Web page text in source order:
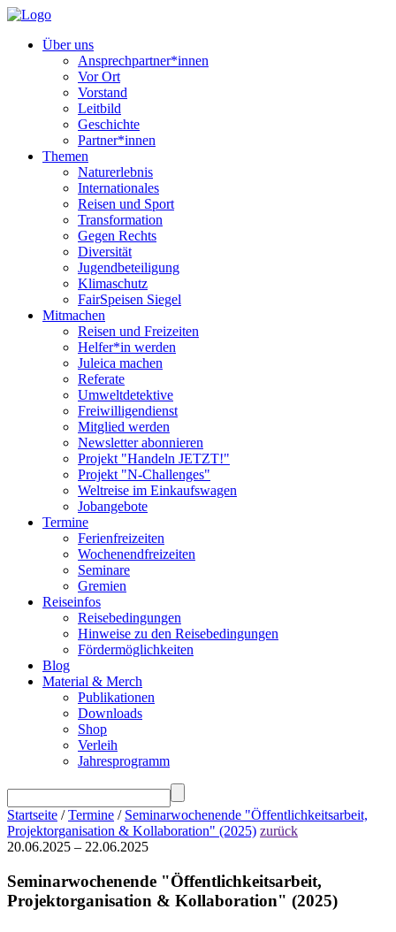
Über uns
Ansprechpartner*innen
Vor Ort
Vorstand
Leitbild
Geschichte
Partner*innen
Themen
Naturerlebnis
Internationales
Reisen und Sport
Transformation
Gegen Rechts
Diversität
Jugendbeteiligung
Klimaschutz
FairSpeisen Siegel
Mitmachen
Reisen und Freizeiten
Helfer*in werden
Juleica machen
Referate
Umweltdetektive
Freiwilligendienst
Mitglied werden
Newsletter abonnieren
Projekt "Handeln JETZT!"
Projekt "N-Challenges"
Weltreise im Einkaufswagen
Jobangebote
Termine
Ferienfreizeiten
Wochenendfreizeiten
Seminare
Gremien
Reiseinfos
Reisebedingungen
Hinweise zu den Reisebedingungen
Fördermöglichkeiten
Blog
Material & Merch
Publikationen
Downloads
Shop
Verleih
Jahresprogramm
Startseite /Termine / Seminarwochenende "Öffentlichkeitsarbeit,
Projektorganisation & Kollaboration" (2025) zurück
20.06.2025 – 22.06.2025
Seminarwochenende "Öffentlichkeitsarbeit,
Projektorganisation & Kollaboration" (2025)